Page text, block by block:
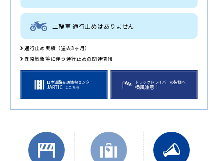
二輪車 通行止めはありません
通行止め実績（過去3ヶ月）
異常気象等に伴う通行止めの関連情報
日本道路交通情報センター
JARTIC はこちら
トラックドライバーの皆様へ
横風注意！